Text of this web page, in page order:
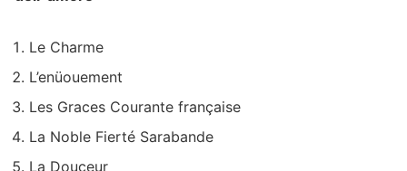
Le Charme
L’enüouement
Les Graces Courante française
La Noble Fierté Sarabande
La Douceur